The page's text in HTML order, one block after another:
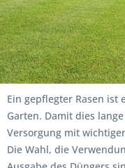
Ein gepflegter Rasen ist
Garten. Damit dies
Versorgung mit
Die Wahl, die